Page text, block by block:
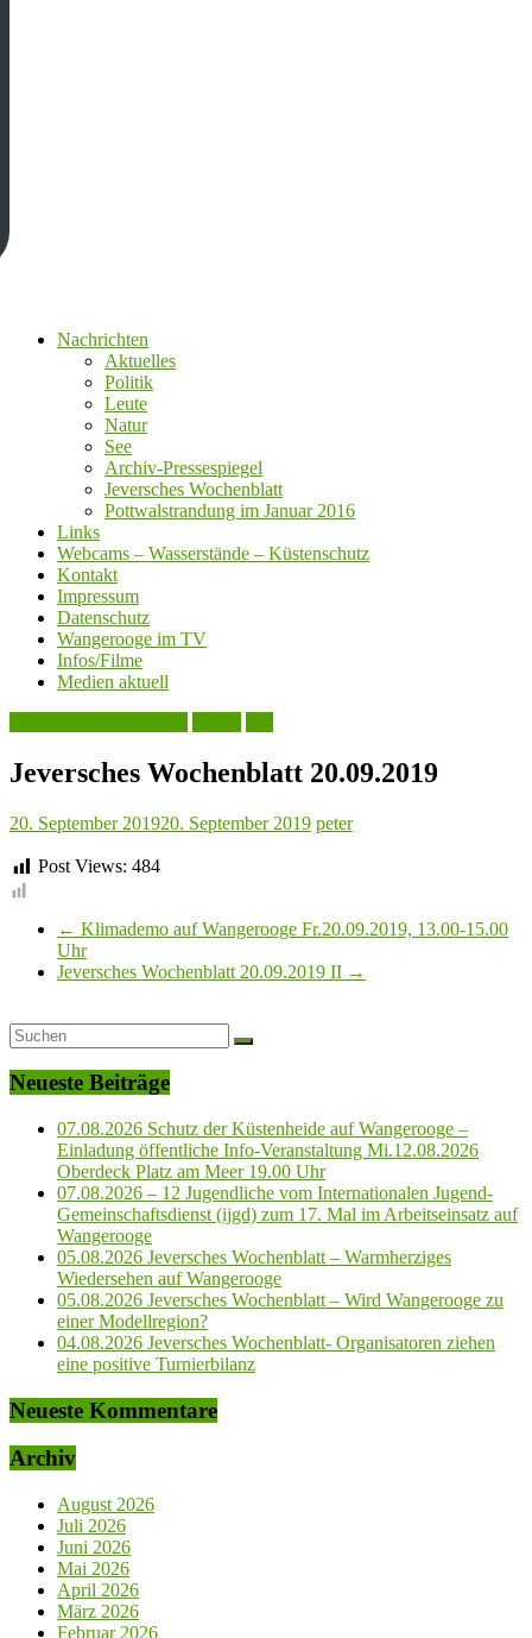
Nachrichten
Aktuelles
Politik
Leute
Natur
See
Archiv-Pressespiegel
Jeversches Wochenblatt
Pottwalstrandung im Januar 2016
Links
Webcams – Wasserstände – Küstenschutz
Kontakt
Impressum
Datenschutz
Wangerooge im TV
Infos/Filme
Medien aktuell
Jeversches Wochenblatt 20.09.2019
20. September 201920. September 2019 peter
Post Views: 484
← Klimademo auf Wangerooge Fr.20.09.2019, 13.00-15.00
Uhr
Jeversches Wochenblatt 20.09.2019 II →
Neueste Beiträge
07.08.2026 Schutz der Küstenheide auf Wangerooge –
Einladung öffentliche Info-Veranstaltung Mi.12.08.2026
Oberdeck Platz am Meer 19.00 Uhr
07.08.2026 – 12 Jugendliche vom Internationalen Jugend-
Gemeinschaftsdienst (ijgd) zum 17. Mal im Arbeitseinsatz auf
Wangerooge
05.08.2026 Jeversches Wochenblatt – Warmherziges
Wiedersehen auf Wangerooge
05.08.2026 Jeversches Wochenblatt – Wird Wangerooge zu
einer Modellregion?
04.08.2026 Jeversches Wochenblatt- Organisatoren ziehen
eine positive Turnierbilanz
Neueste Kommentare
Archiv
August 2026
Juli 2026
Juni 2026
Mai 2026
April 2026
März 2026
Februar 2026